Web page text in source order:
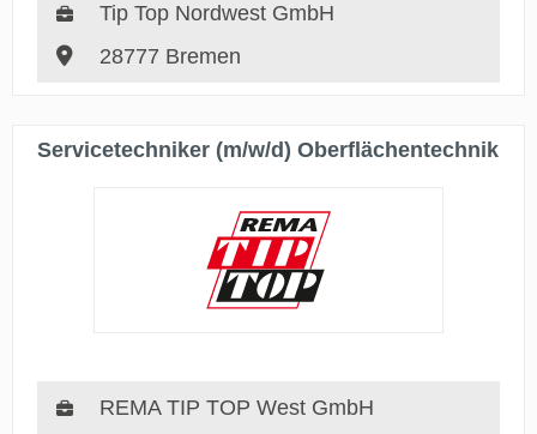
Tip Top Nordwest GmbH
28777 Bremen
Servicetechniker (m/w/d) Oberflächentechnik
REMA TIP TOP West GmbH